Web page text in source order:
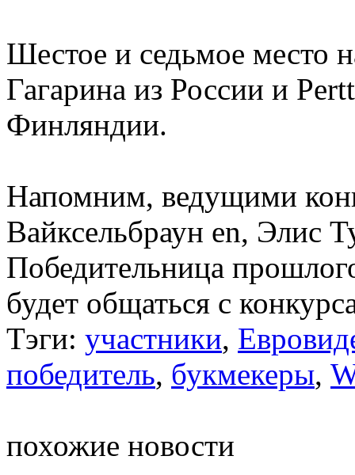
Шестое и седьмое место
Гагарина из России и
Финляндии.
Напомним, ведущими
Вайксельбраун en, Элис
Победительница
будет общаться с
Тэги: участники,
победитель, букмекеры,
похожие новости